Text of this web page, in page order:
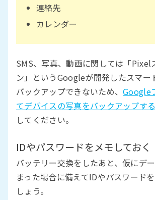
連絡先
カレンダー
SMS、写真、動画に関しては「Pixel
ン」というGoogleが開発したスマー
バックアップできないため、Google
てデバイスの写真をバックアップす
してください。
IDやパスワードをメモしておく
バッテリー交換をしたあと、仮にデ
まった場合に備えてIDやパスワード
しょう。